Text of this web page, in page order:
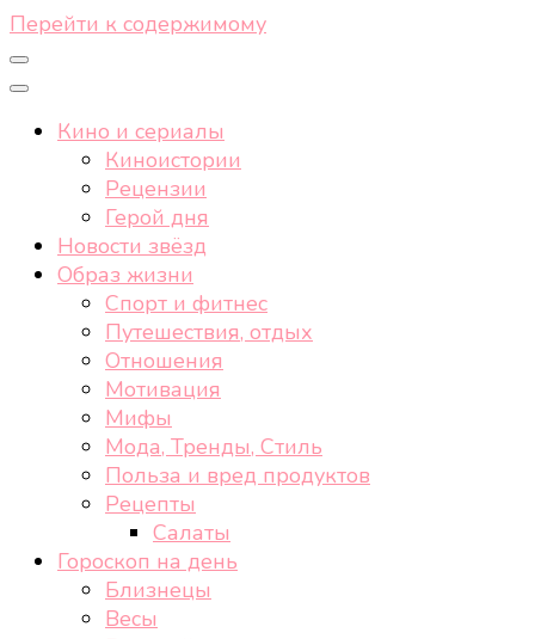
Перейти к содержимому
Кино и сериалы
Киноистории
Рецензии
Герой дня
Новости звёзд
Образ жизни
Спорт и фитнес
Путешествия, отдых
Отношения
Мотивация
Мифы
Мода, Тренды, Стиль
Польза и вред продуктов
Рецепты
Салаты
Гороскоп на день
Близнецы
Весы